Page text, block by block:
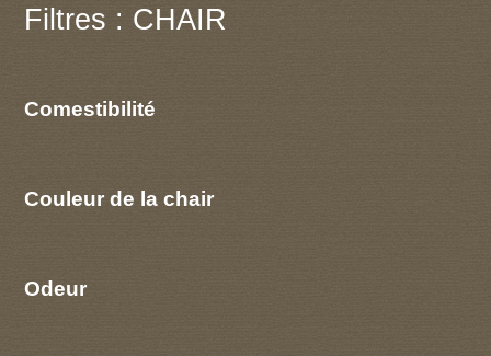
Filtres : CHAIR
Comestibilité
Couleur de la chair
Odeur